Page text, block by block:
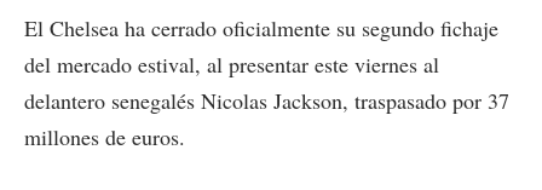
El Chelsea ha cerrado oficialmente su segundo fichaje
del mercado estival, al presentar este viernes al
delantero senegalés Nicolas Jackson, traspasado por 37
millones de euros.